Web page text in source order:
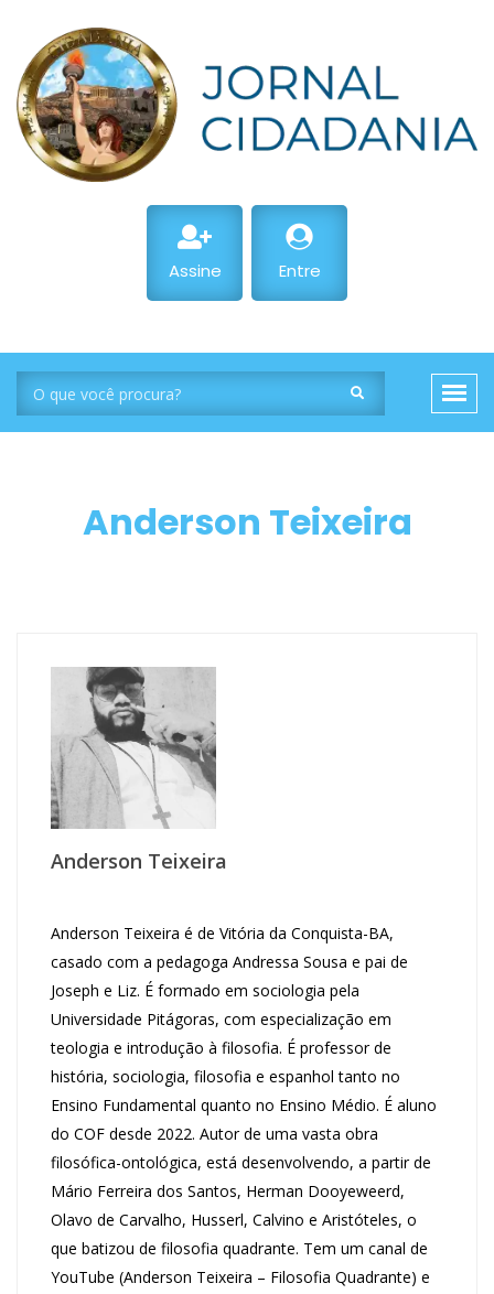
Assine Entre
Anderson Teixeira
Anderson Teixeira
Anderson Teixeira é de Vitória da Conquista-BA,
casado com a pedagoga Andressa Sousa e pai de
Joseph e Liz. É formado em sociologia pela
Universidade Pitágoras, com especialização em
teologia e introdução à filosofia. É professor de
história, sociologia, filosofia e espanhol tanto no
Ensino Fundamental quanto no Ensino Médio. É aluno
do COF desde 2022. Autor de uma vasta obra
filosófica-ontológica, está desenvolvendo, a partir de
Mário Ferreira dos Santos, Herman Dooyeweerd,
Olavo de Carvalho, Husserl, Calvino e Aristóteles, o
que batizou de filosofia quadrante. Tem um canal de
YouTube (Anderson Teixeira – Filosofia Quadrante) e